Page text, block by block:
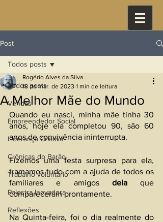
Post
Todos posts
Vendas
Empreendedor Social
Liderança Criativa
Crônicas do Barão
Trabalho voluntário
Palestra Inovadora
Reflexões
Todos posts
A Melhor Mãe do Mundo
Rogério Alves da Silva
18 de mar. de 2023 1 min de leitura
Quando eu nasci, minha mãe tinha 30
anos, hoje ela completou 90, são 60
anos de convivência ininterrupta.
Fizemos uma festa surpresa para ela,
tramamos tudo com a ajuda de todos os
familiares e amigos dela que
compareceram prontamente.
Na Quinta-feira, foi o dia realmente do